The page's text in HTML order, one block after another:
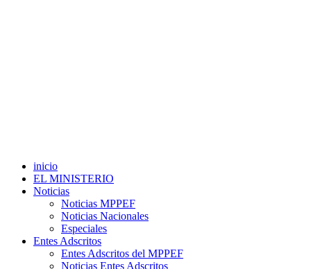
inicio
EL MINISTERIO
Noticias
Noticias MPPEF
Noticias Nacionales
Especiales
Entes Adscritos
Entes Adscritos del MPPEF
Noticias Entes Adscritos